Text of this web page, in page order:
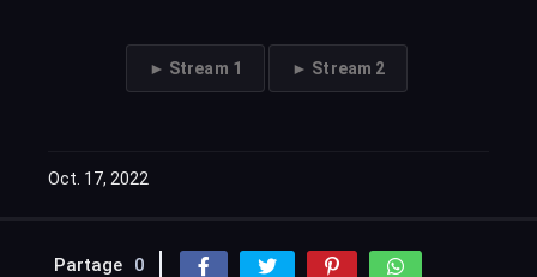
► Stream 1 ► Stream 2
Oct. 17, 2022
Partage 0